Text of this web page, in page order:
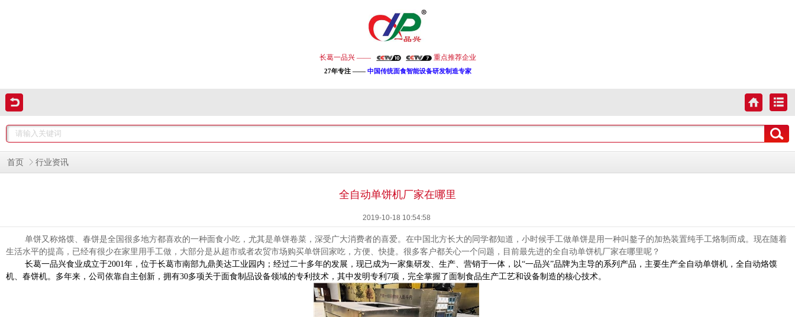
长葛一品兴 —— 重点推荐企业
27年专注 —— 中国传统面食智能设备研发制造专家
首页 行业资讯
全自动单饼机厂家在哪里
2019-10-18 10:54:58
单饼又称烙馍、春饼是全国很多地方都喜欢的一种面食小吃，尤其是单饼卷菜，深受广大消费者的喜爱。在中国北方长大的同学都知道，小时候手工做单饼是用一种叫鏊子的加热装置纯手工烙制而成。现在随着
生活水平的提高，已经有很少在家里用手工做，大部分是从超市或者农贸市场购买单饼回家吃，方便、快捷。很多客户都关心一个问题，目前最先进的全自动单饼机厂家在哪里呢？
长葛一品兴食业成立于2001年，位于长葛市南部九鼎美达工业园内；经过二十多年的发展，现已成为一家集研发、生产、营销于一体，以“一品兴”品牌为主导的系列产品，主要生产全自动单饼机，全自动烙馍
机、春饼机。多年来，公司依靠自主创新，拥有30多项关于面食制品设备领域的专利技术，其中发明专利 7项，完全掌握了面制食品生产工艺和设备制造的核心技术。